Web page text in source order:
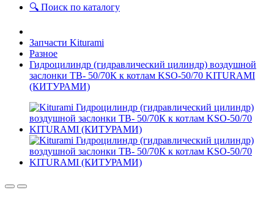
🔍 Поиск по каталогу
Запчасти Kiturami
Разное
Гидроцилиндр (гидравлический цилиндр) воздушной
заслонки ТВ- 50/70К к котлам KSO-50/70 KITURAMI
(КИТУРАМИ)